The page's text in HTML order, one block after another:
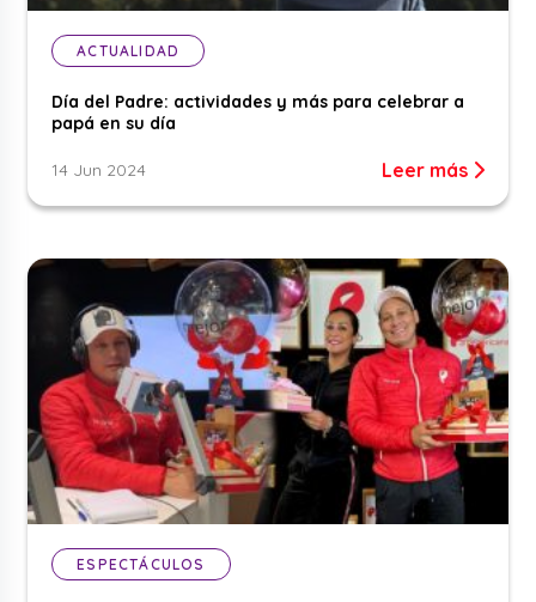
ACTUALIDAD
Día del Padre: actividades y más para celebrar a
papá en su día
14 Jun 2024 Leer más
ESPECTÁCULOS